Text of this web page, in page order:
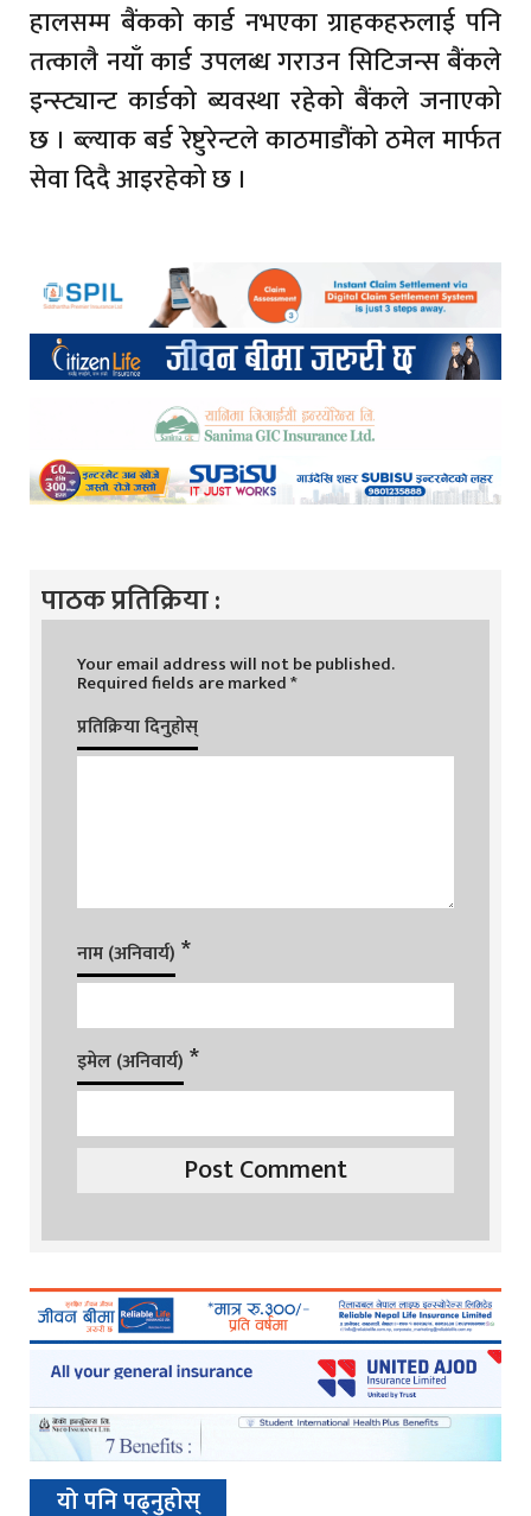
हालसम्म बैंकको कार्ड नभएका ग्राहकहरुलाई पनि
तत्कालै नयाँ कार्ड उपलब्ध गराउन सिटिजन्स बैंकले
इन्स्ट्यान्ट कार्डको ब्यवस्था रहेको बैंकले जनाएको
छ । ब्ल्याक बर्ड रेष्टुरेन्टले काठमाडौंको ठमेल मार्फत
सेवा दिदै आइरहेको छ ।
पाठक प्रतिक्रिया :
Your email address will not be published.
Required fields are marked*
प्रतिक्रिया दिनुहोस्
नाम (अनिवार्य) *
इमेल (अनिवार्य) *
यो पनि पढ्नुहोस्